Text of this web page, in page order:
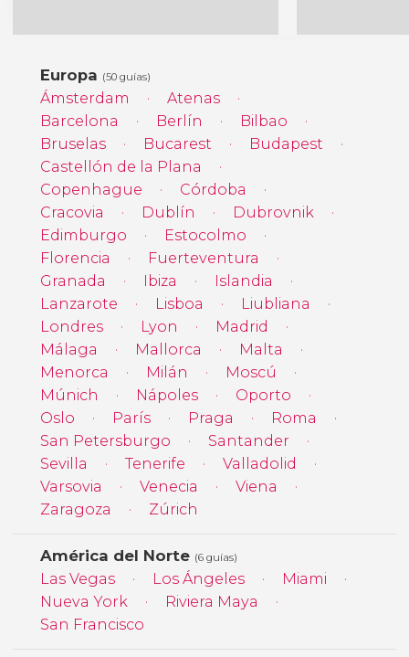
Europa (50 guías)
Ámsterdam
Atenas
Barcelona
Berlín
Bilbao
Bruselas
Bucarest
Budapest
Castellón de la Plana
Copenhague
Córdoba
Cracovia
Dublín
Dubrovnik
Edimburgo
Estocolmo
Florencia
Fuerteventura
Granada
Ibiza
Islandia
Lanzarote
Lisboa
Liubliana
Londres
Lyon
Madrid
Málaga
Mallorca
Malta
Menorca
Milán
Moscú
Múnich
Nápoles
Oporto
Oslo
París Praga
Roma
San Petersburgo
Santander
Sevilla
Tenerife
Valladolid
Varsovia
Venecia
Viena
Zaragoza
Zúrich
América del Norte (6 guías)
Las Vegas Los Ángeles
Miami
Nueva York
Riviera Maya
San Francisco